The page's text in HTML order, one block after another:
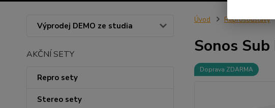
Výprodej DEMO ze studia
AKČNÍ SETY
Repro sety
Stereo sety
Úvod Reprosoustavy
Sonos
Doprava ZDARMA